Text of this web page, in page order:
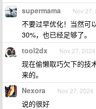
supermama Nov 27,
不要过早优化！当然可
30%，也已经足够了。
tool2dx Nov 27, 2024
现在偷懒取巧欠下的技
来的。
Nexora Nov 27, 2024
说的很好